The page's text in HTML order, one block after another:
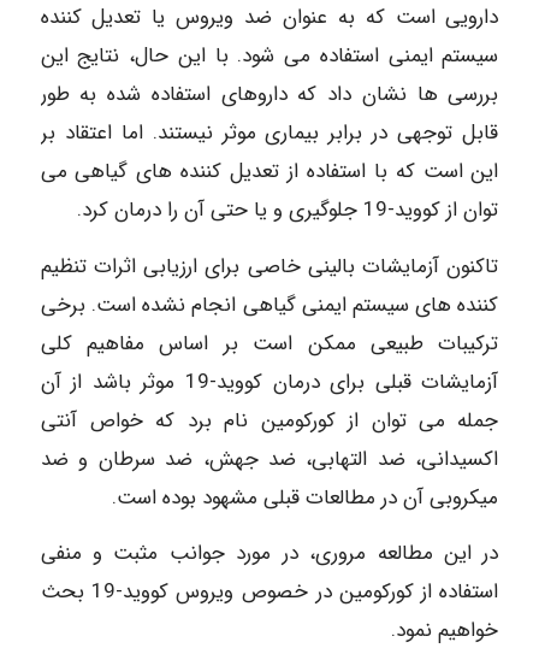
دارویی است که به عنوان ضد ویروس یا تعدیل کننده
سیستم ایمنی استفاده می شود. با این حال، نتایج این
بررسی ها نشان داد که داروهای استفاده شده به طور
قابل توجهی در برابر بیماری موثر نیستند. اما اعتقاد بر
این است که با استفاده از تعدیل کننده های گیاهی می
توان از کووید-19 جلوگیری و یا حتی آن را درمان کرد.
تاکنون آزمایشات بالینی خاصی برای ارزیابی اثرات تنظیم
کننده های سیستم ایمنی گیاهی انجام نشده است. برخی
ترکیبات طبیعی ممکن است بر اساس مفاهیم کلی
آزمایشات قبلی برای درمان کووید-19 موثر باشد از آن
جمله می توان از کورکومین نام برد که خواص آنتی
اکسیدانی، ضد التهابی، ضد جهش، ضد سرطان و ضد
میکروبی آن در مطالعات قبلی مشهود بوده است.
در این مطالعه مروری، در مورد جوانب مثبت و منفی
استفاده از کورکومین در خصوص ویروس کووید-19 بحث
خواهیم نمود.